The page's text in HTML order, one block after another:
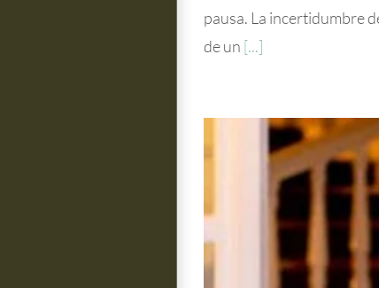
pausa. La incertidumbre
de un [...]